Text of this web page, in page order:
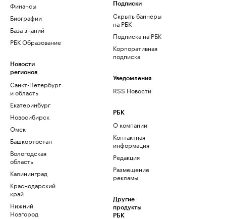
Финансы
Биографии
База знаний
РБК Образование
Новости
регионов
Санкт-Петербург
и область
Екатеринбург
Новосибирск
Омск
Башкортостан
Вологодская
область
Калининград
Краснодарский
край
Нижний
Новгород
Подписки
Скрыть баннеры
на РБК
Подписка на РБК
Корпоративная
подписка
Уведомления
RSS Новости
РБК
О компании
Контактная
информация
Редакция
Размещение
рекламы
Другие
продукты
РБК